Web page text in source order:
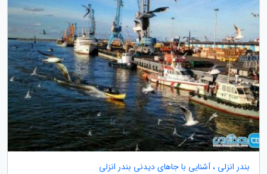
بندر انزلی ، آشنایی با جاهای دیدنی بندر انزلی